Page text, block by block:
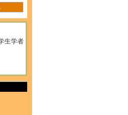
生学者